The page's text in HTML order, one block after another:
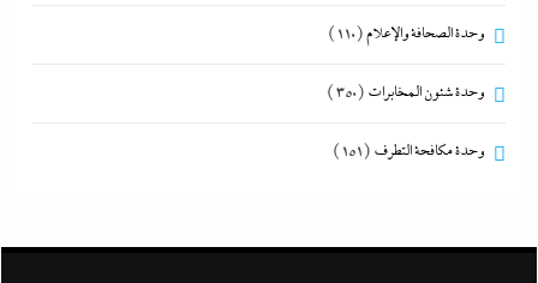
وحدة الصحافة والإعلام(110)
وحدة شئون المخابرات (350)
وحدة مكافحة التطرف (151)